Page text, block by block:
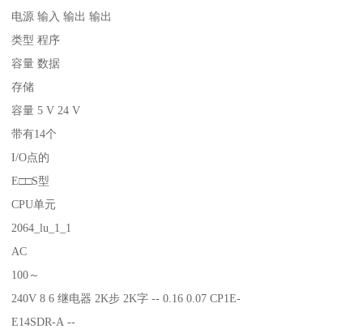
电源 输入 输出 输出
类型 程序
容量 数据
存储
容量 5 V 24 V
带有14个
I/O点的
E□□S型
CPU单元
2064_lu_1_1
AC
100～
240V 8 6 继电器 2K步 2K字 -- 0.16 0.07 CP1E-
E14SDR-A --